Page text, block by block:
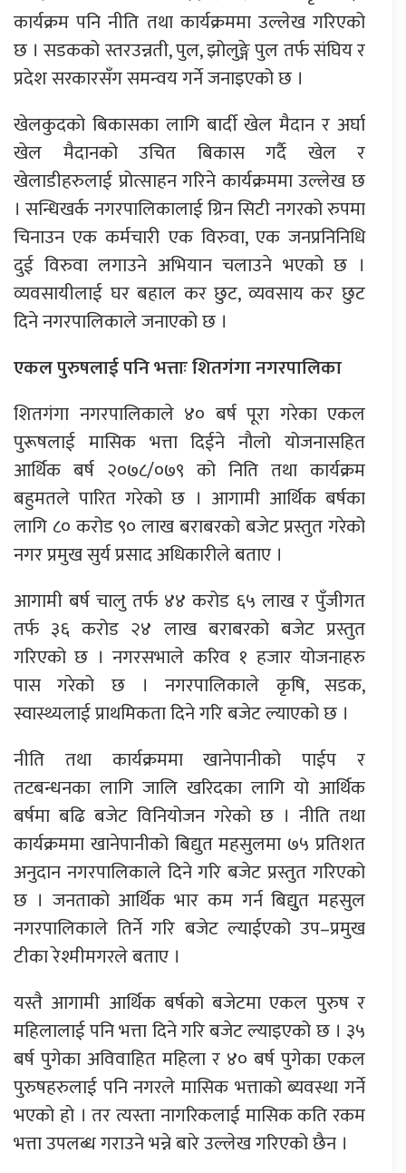
कार्यक्रम पनि नीति तथा कार्यक्रममा उल्लेख गरिएको
छ । सडकको स्तरउन्नती, पुल, झोलुङ्गे पुल तर्फ संघिय र
प्रदेश सरकारसँग समन्वय गर्ने जनाइएको छ ।
खेलकुदको बिकासका लागि बार्दी खेल मैदान र अर्घा
खेल मैदानको उचित बिकास गर्दै खेल र
खेलाडीहरुलाई प्रोत्साहन गरिने कार्यक्रममा उल्लेख छ
। सन्धिखर्क नगरपालिकालाई ग्रिन सिटी नगरको रुपमा
चिनाउन एक कर्मचारी एक विरुवा, एक जनप्रनिनिधि
दुई विरुवा लगाउने अभियान चलाउने भएको छ ।
व्यवसायीलाई घर बहाल कर छुट, व्यवसाय कर छुट
दिने नगरपालिकाले जनाएको छ ।
एकल पुरुषलाई पनि भत्ताः शितगंगा नगरपालिका
शितगंगा नगरपालिकाले ४० बर्ष पूरा गरेका एकल
पुरूषलाई मासिक भत्ता दिईने नौलो योजनासहित
आर्थिक बर्ष २०७८/०७९ को निति तथा कार्यक्रम
बहुमतले पारित गरेको छ । आगामी आर्थिक बर्षका
लागि ८० करोड ९० लाख बराबरको बजेट प्रस्तुत गरेको
नगर प्रमुख सुर्य प्रसाद अधिकारीले बताए ।
आगामी बर्ष चालु तर्फ ४४ करोड ६५ लाख र पुँजीगत
तर्फ ३६ करोड २४ लाख बराबरको बजेट प्रस्तुत
गरिएको छ । नगरसभाले करिव १ हजार योजनाहरु
पास गरेको छ । नगरपालिकाले कृषि, सडक,
स्वास्थ्यलाई प्राथमिकता दिने गरि बजेट ल्याएको छ ।
नीति तथा कार्यक्रममा खानेपानीको पाईप र
तटबन्धनका लागि जालि खरिदका लागि यो आर्थिक
बर्षमा बढि बजेट विनियोजन गरेको छ । नीति तथा
कार्यक्रममा खानेपानीको बिद्युत महसुलमा ७५ प्रतिशत
अनुदान नगरपालिकाले दिने गरि बजेट प्रस्तुत गरिएको
छ । जनताको आर्थिक भार कम गर्न बिद्युुत महसुल
नगरपालिकाले तिर्ने गरि बजेट ल्याईएको उप–प्रमुख
टीका रेश्मीमगरले बताए ।
यस्तै आगामी आर्थिक बर्षको बजेटमा एकल पुरुष र
महिलालाई पनि भत्ता दिने गरि बजेट ल्याइएको छ । ३५
बर्ष पुगेका अविवाहित महिला र ४० बर्ष पुगेका एकल
पुरुषहरुलाई पनि नगरले मासिक भत्ताको ब्यवस्था गर्ने
भएको हो । तर त्यस्ता नागरिकलाई मासिक कति रकम
भत्ता उपलब्ध गराउने भन्ने बारे उल्लेख गरिएको छैन ।